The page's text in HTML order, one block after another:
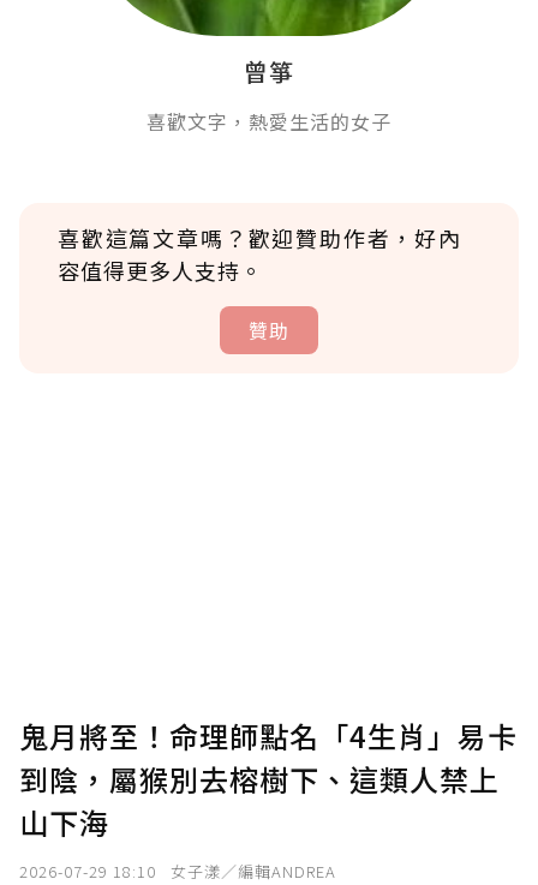
曾箏
喜歡文字，熱愛生活的女子
喜歡這篇文章嗎？歡迎贊助作者，好內
容值得更多人支持。
贊助
確認送出
鬼月將至！命理師點名「4生肖」易卡
到陰，屬猴別去榕樹下、這類人禁上
山下海
2026-07-29 18:10 女子漾／編輯ANDREA